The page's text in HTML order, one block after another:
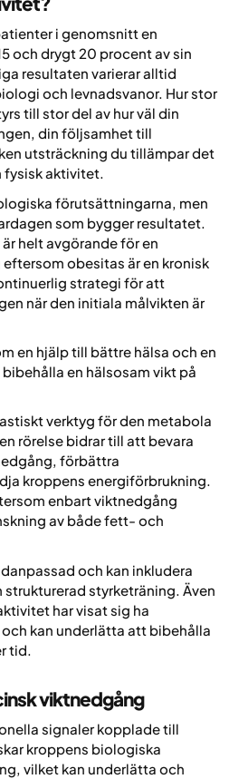
i genomsnitt en
och drygt 20 procent av sin
resultaten varierar alltid
och levnadsvanor. Hur stor
till stor del av hur väl din
din följsamhet till
utsträckning du tillämpar det
fysisk aktivitet.
förutsättningarna, men
som bygger resultatet.
helt avgörande för en
obesitas är en kronisk
strategi för att
när den initiala målvikten är
en hjälp till bättre hälsa och en
en hälsosam vikt på
verktyg för den metabola
rörelse bidrar till att bevara
förbättra
kroppens energiförbrukning.
enbart viktnedgång
av både fett- och
och kan inkludera
strukturerad styrketräning. Även
har visat sig ha
kan underlätta att bibehålla
tid.
viktnedgång
signaler kopplade till
kroppens biologiska
vilket kan underlätta och